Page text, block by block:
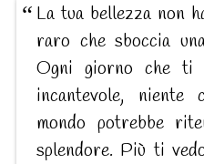
La tua bellezza non
raro che sboccia
Ogni giorno che ti
incantevole,
mondo potrebbe
splendore. Più ti